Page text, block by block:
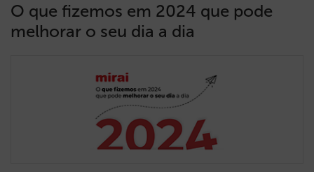
O que fizemos em 2024 que pode
melhorar o seu dia a dia